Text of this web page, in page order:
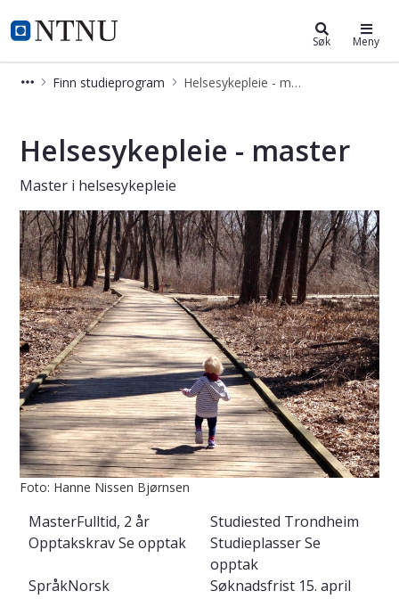
NTNU Hjemmeside
Helsesykepleie - master Søk Meny
Finn studieprogram Helsesykepleie - master
Helsesykepleie - master
Master i helsesykepleie
Foto: Hanne Nissen Bjørnsen
MasterFulltid, 2 år Studiested Trondheim
OpptakskravSe opptak StudieplasserSe
opptak
SpråkNorsk Søknadsfrist 15. april